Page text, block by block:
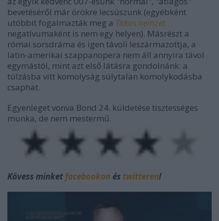
bevetéséről már örökre lecsúszunk (egyébként
utóbbit fogalmazták meg a Titkos nemzet
negatívumaként is nem egy helyen). Másrészt a
római sorsdráma és igen távoli leszármazottja, a
latin-amerikai szappanopera nem áll annyira távol
egymástól, mint azt első látásra gondolnánk: a
túlzásba vitt komolyság súlytalan komolykodásba
csaphat.
Egyenleget vonva Bond 24. küldetése tisztességes
munka, de nem mestermű.
Kövess minket facebookon és twitteren!